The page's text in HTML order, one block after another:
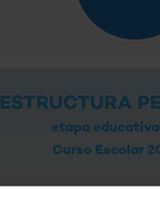
ESTRUCTURA
etapa
Curso Escolar